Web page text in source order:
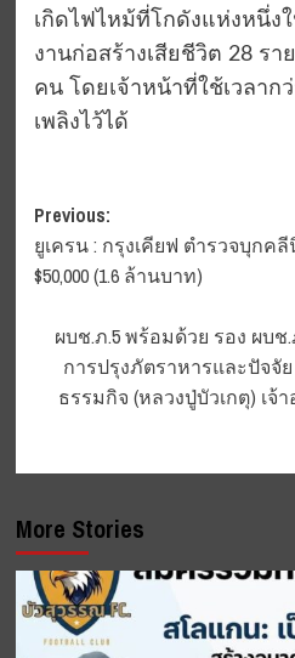
เกิดไฟไหม้ที่โกดังแห่งหนึ่ง
งานก่อสร้างเสียชีวิต 28 ร
คน โดยเจ้าหน้าที่ใช้เวลาก
เพลิงไว้ได้
Post
navigation
Previous:
ยูเครน : กรุงเคียฟ ตำรวจบุกค
$50,000 (1.6 ล้านบาท)
ผบช.ภ.5 พร้อมด้วย รอง ผบ
การปรุงภัตราหารและปัจจั
ธรรมกิจ (หลวงปู่บัวเกตุ) เ
More Stories